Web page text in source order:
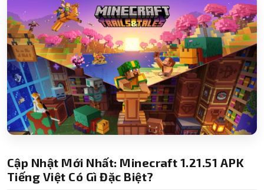
Cập Nhật Mới Nhất: Minecraft 1.21.51 APK
Tiếng Việt Có Gì Đặc Biệt?